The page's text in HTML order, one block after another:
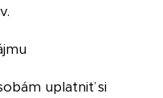
uplatniť si